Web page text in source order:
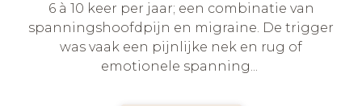
6 à 10 keer per jaar; een combinatie van
spanningshoofdpijn en migraine. De trigger
was vaak een pijnlijke nek en rug of
emotionele spanning...